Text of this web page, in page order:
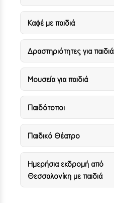
Καφέ με παιδιά
Δραστηριότητες για παιδιά
Μουσεία για παιδιά
Παιδότοποι
Παιδικό Θέατρο
Ημερήσια εκδρομή από
Θεσσαλονίκη με παιδιά